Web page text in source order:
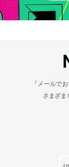
「メールで
さまざま